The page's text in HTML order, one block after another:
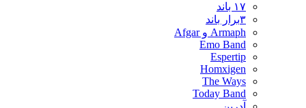
۱۷ باند
۳برار باند
Armaph و Afgar
Emo Band
Espertip
Homxigen
The Ways
Today Band